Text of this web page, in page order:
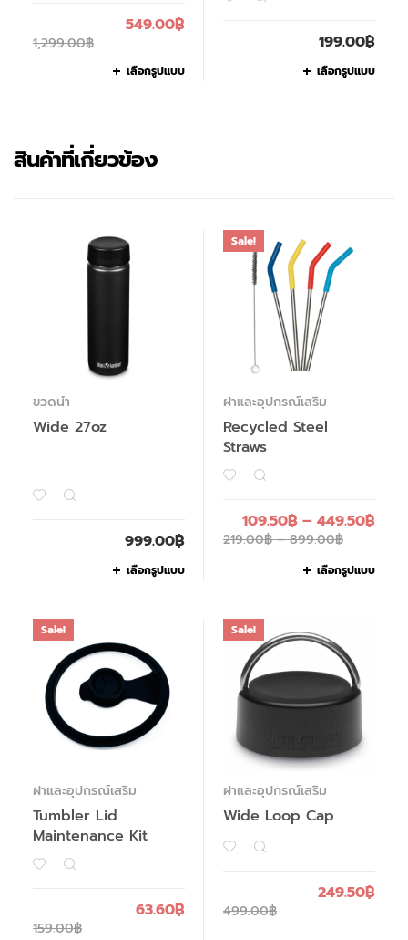
1,299.00฿
549.00฿
เลือกรูปแบบ
199.00฿
เลือกรูปแบบ
สินค้าที่เกี่ยวข้อง
ขวดน้ำ
Wide 27oz
999.00฿
เลือกรูปแบบ
Sale!
ฝาและอุปกรณ์เสริม
Recycled Steel
Straws
219.00฿ – 899.00฿
109.50฿ – 449.50฿
เลือกรูปแบบ
Sale!
ฝาและอุปกรณ์เสริม
Tumbler Lid
Maintenance Kit
159.00฿
63.60฿
Sale!
ฝาและอุปกรณ์เสริม
Wide Loop Cap
499.00฿
249.50฿